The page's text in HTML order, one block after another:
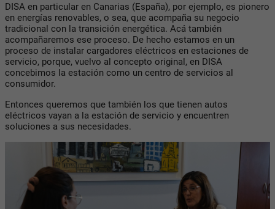
DISA en particular en Canarias (España), por ejemplo, es pionero
en energías renovables, o sea, que acompaña su negocio
tradicional con la transición energética. Acá también
acompañaremos ese proceso. De hecho estamos en un
proceso de instalar cargadores eléctricos en estaciones de
servicio, porque, vuelvo al concepto original, en DISA
concebimos la estación como un centro de servicios al
consumidor.
Entonces queremos que también los que tienen autos
eléctricos vayan a la estación de servicio y encuentren
soluciones a sus necesidades.